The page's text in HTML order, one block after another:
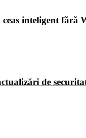
inteligent fără
de